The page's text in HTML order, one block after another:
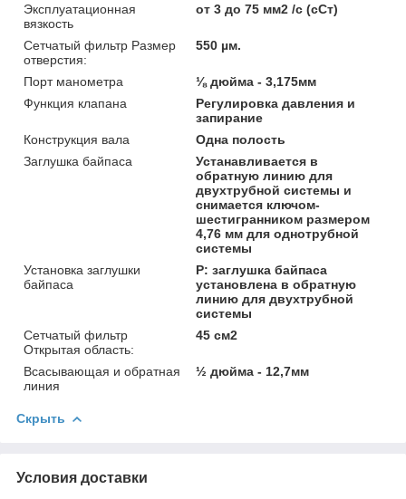
Эксплуатационная
вязкость
от 3 до 75 мм2 /с (сСт)
Сетчатый фильтр Размер
отверстия:
550 µм.
Порт манометра
⅛ дюйма - 3,175мм
Функция клапана
Регулировка давления и
запирание
Конструкция вала
Одна полость
Заглушка байпаса
Устанавливается в
обратную линию для
двухтрубной системы и
снимается ключом-
шестигранником размером
4,76 мм для однотрубной
системы
Установка заглушки
байпаса
P: заглушка байпаса
установлена в обратную
линию для двухтрубной
системы
Сетчатый фильтр
Открытая область:
45 см2
Всасывающая и обратная
линия
½ дюйма - 12,7мм
Скрыть
Условия доставки